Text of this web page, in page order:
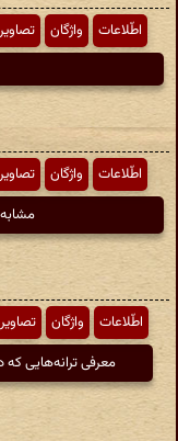
اطّلاعات واژگان تصاویر
اطّلاعات واژگان تصاویر
اطّلاعات واژگان تصاویر
معرفی ترانه‌هایی